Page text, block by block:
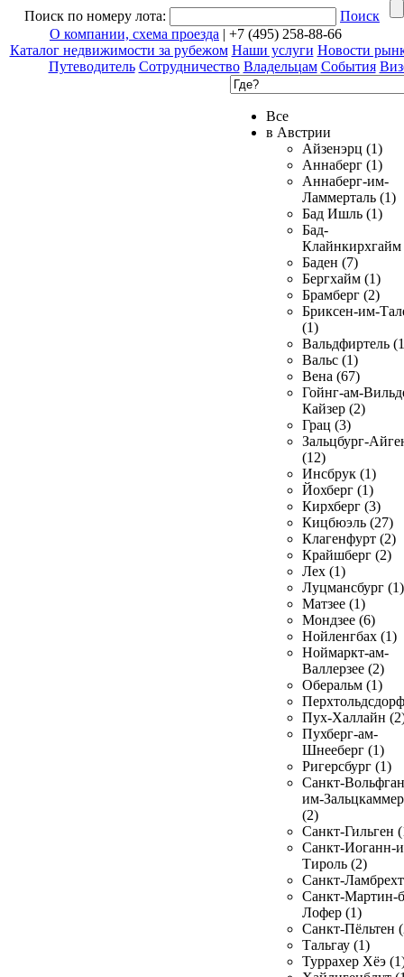
Поиск по номеру лота:
Поиск
О компании, схема проезда | +7 (495) 258-88-66
Каталог недвижимости за рубежом Наши услуги Новости
Путеводитель Сотрудничество Владельцам События
Все
в Австрии
Айзенэрц (1)
Аннаберг (1)
Аннаберг-им-
Ламмерталь (1)
Бад Ишль (1)
Бад-
Клайнкирхгайм
Баден (7)
Бергхайм (1)
Брамберг (2)
Бриксен-им-
(1)
Вальдфиртель
Вальс (1)
Вена (67)
Гойнг-ам-
Кайзер (2)
Грац (3)
Зальцбург-
(12)
Инсбрук (1)
Йохберг (1)
Кирхберг (3)
Кицбюэль (27)
Клагенфурт (2)
Крайшберг (2)
Лех (1)
Луцмансбург (1)
Матзее (1)
Мондзее (6)
Нойленгбах (1)
Ноймаркт-ам-
Валлерзее (2)
Оберальм (1)
Пух-Халлайн
Пухберг-ам-
Шнееберг (1)
Ригерсбург (1)
Санкт-
им-
(2)
Санкт-Гильген
Санкт-Иоганн-
Тироль (2)
Санкт-
Санкт-Мартин-
Лофер (1)
Санкт-Пёльтен
Тальгау (1)
Туррахер Хёэ